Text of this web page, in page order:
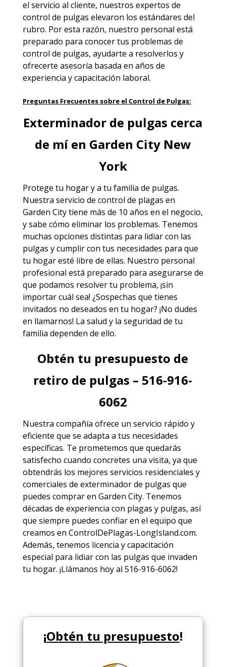
el servicio al cliente, nuestros expertos de
control de pulgas elevaron los estándares del
rubro. Por esta razón, nuestro personal está
preparado para conocer tus problemas de
control de pulgas, ayudarte a resolverlos y
ofrecerte asesoría basada en años de
experiencia y capacitación laboral.
Preguntas Frecuentes sobre el Control de Pulgas:
Exterminador de pulgas cerca
de mí en Garden City New
York
Protege tu hogar y a tu familia de pulgas.
Nuestra servicio de control de plagas en
Garden Citytiene más de 10 años en el negocio,
y sabe cómo eliminar los problemas. Tenemos
muchas opciones distintas para lidiar con las
pulgas y cumplir con tus necesidades para que
tu hogar esté libre de ellas. Nuestro personal
profesional está preparado para asegurarse de
que podamos resolver tu problema, ¡sin
importar cuál sea! ¿Sospechas que tienes
invitados no deseados en tu hogar? ¡No dudes
en llamarnos! La salud y la seguridad de tu
familia dependen de ello.
Obtén tu presupuesto de
retiro de pulgas – 516-916-
6062
Nuestra compañía ofrece un servicio rápido y
eficiente que se adapta a tus necesidades
específicas. Te prometemos que quedarás
satisfecho cuando concretes una visita, ya que
obtendrás los mejores servicios residenciales y
comerciales de exterminador de pulgas que
puedes comprar en Garden City. Tenemos
décadas de experiencia con plagas y pulgas, así
que siempre puedes confiar en el equipo que
creamos en ControlDePlagas-LongIsland.com.
Además, tenemos licencia y capacitación
especial para lidiar con las pulgas que invaden
tu hogar. ¡Llámanos hoy al 516-916-6062!
¡Obtén tu presupuesto!